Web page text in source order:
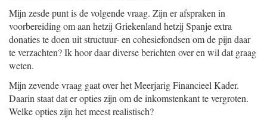
Mijn zesde punt is de volgende vraag. Zijn er afspraken in
voorbereiding om aan hetzij Griekenland hetzij Spanje extra
donaties te doen uit structuur- en cohesiefondsen om de pijn daar
te verzachten? Ik hoor daar diverse berichten over en wil dat graag
weten.
Mijn zevende vraag gaat over het Meerjarig Financieel Kader.
Daarin staat dat er opties zijn om de inkomstenkant te vergroten.
Welke opties zijn het meest realistisch?